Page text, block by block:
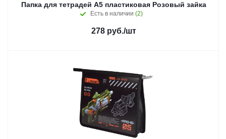
Папка для тетрадей А5 пластиковая Розовый зайка
Есть в наличии (2)
278руб./шт